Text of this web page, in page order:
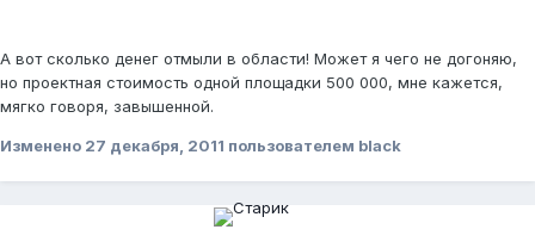
А вот сколько денег отмыли в области! Может я чего не догоняю,
но проектная стоимость одной площадки 500 000, мне кажется,
мягко говоря, завышенной.
Изменено 27 декабря, 2011 пользователем black